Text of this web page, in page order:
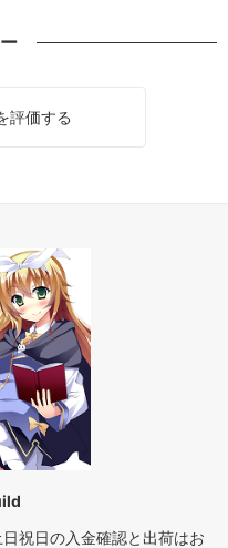
評価する
祝日の入金確認と出荷はお